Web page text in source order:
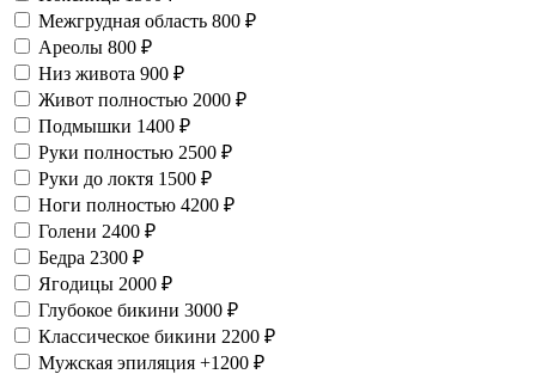
Межгрудная область 800 ₽
Ареолы 800 ₽
Низ живота 900 ₽
Живот полностью 2000 ₽
Подмышки 1400 ₽
Руки полностью 2500 ₽
Руки до локтя 1500 ₽
Ноги полностью 4200 ₽
Голени 2400 ₽
Бедра 2300 ₽
Ягодицы 2000 ₽
Глубокое бикини 3000 ₽
Классическое бикини 2200 ₽
Мужская эпиляция +1200 ₽